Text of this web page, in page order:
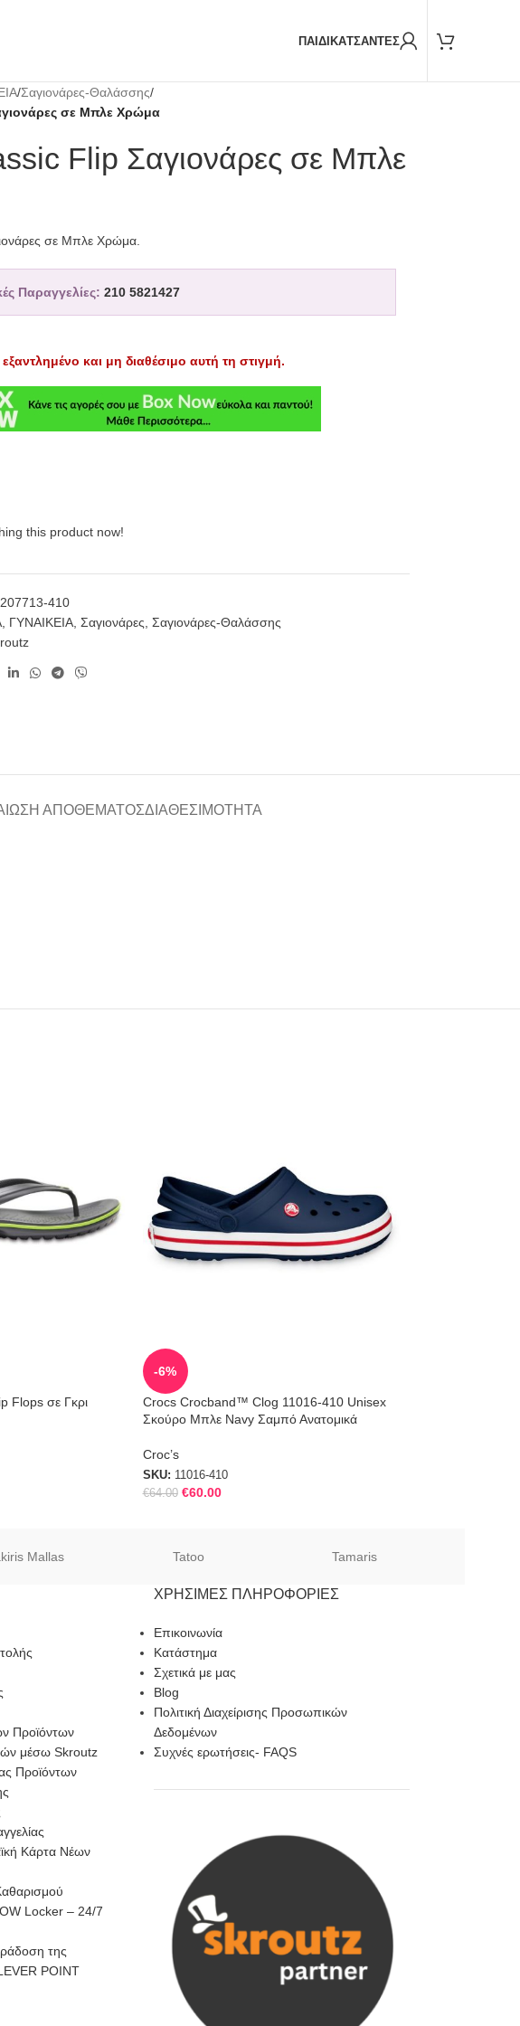
ΠΑΙΔΙΚΑΤΣΑΝΤΕΣ
/Σαγιονάρες-Θαλάσσης/
σε Μπλε Χρώμα
Flip Σαγιονάρες σε Μπλε
σε Μπλε Χρώμα.
Παραγγελίες: 210 5821427
και μη διαθέσιμο αυτή τη στιγμή.
this product now!
207713-410
, ΓΥΝΑΙΚΕΙΑ, Σαγιονάρες Σαγιονάρες-Θαλάσσης
ΑΠΟΘΈΜΑΤΟΣΔΙΑΘΕΣΙΜΌΤΗΤΑ
Flops σε Γκρι
-6%
Crocs Crocband™ Clog 11016-410 Unisex
Σκούρο Μπλε Navy Σαμπό Ανατομικά
Croc’s
SKU: 11016-410
€64.00 €60.00
Mallas Tatoo Tamaris
Προϊόντων
μέσω Skroutz
Προϊόντων
Κάρτα Νέων
Locker – 24/7
της
POINT
ΧΡΉΣΙΜΕΣ ΠΛΗΡΟΦΟΡΊΕΣ
Επικοινωνία
Κατάστημα
Σχετικά με μας
Blog
Πολιτική Διαχείρισης Προσωπικών
Δεδομένων
Συχνές ερωτήσεις- FAQS